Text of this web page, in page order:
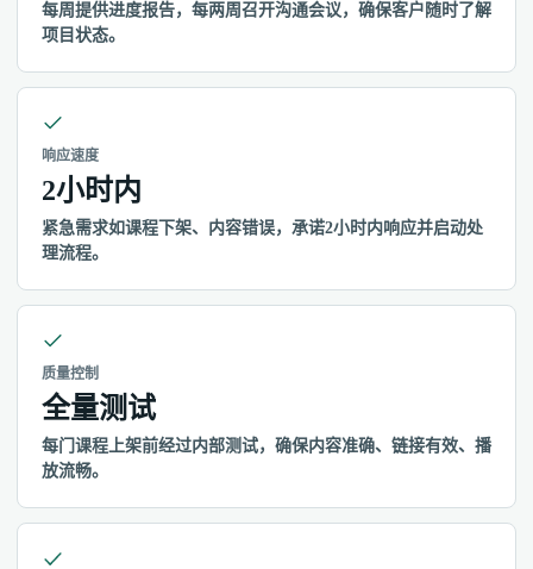
每周提供进度报告，每两周召开沟通会议，确保客户随时了解
项目状态。
响应速度
2小时内
紧急需求如课程下架、内容错误，承诺2小时内响应并启动处
理流程。
质量控制
全量测试
每门课程上架前经过内部测试，确保内容准确、链接有效、播
放流畅。